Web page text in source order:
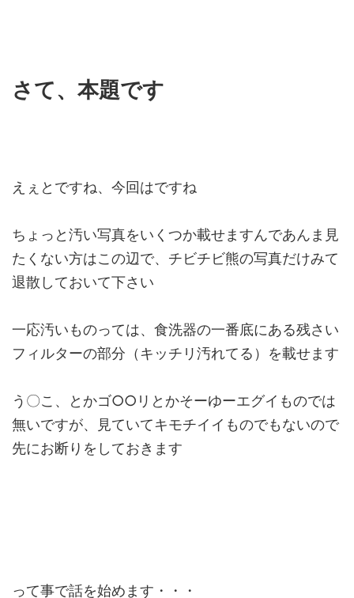
さて、本題です
えぇとですね、今回はですね
ちょっと汚い写真をいくつか載せますんであんま見
たくない方はこの辺で、チビチビ熊の写真だけみて
退散しておいて下さい
一応汚いものっては、食洗器の一番底にある残さい
フィルターの部分（キッチリ汚れてる）を載せます
う〇こ、とかゴ○○リとかそーゆーエグイものでは
無いですが、見ていてキモチイイものでもないので
先にお断りをしておきます
って事で話を始めます・・・